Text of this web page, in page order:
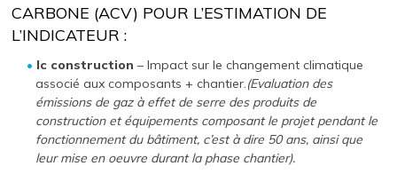
CARBONE (ACV) POUR L’ESTIMATION DE
L’INDICATEUR :
Ic construction – Impact sur le changement climatique
associé aux composants + chantier.(Evaluation des
émissions de gaz à effet de serre des produits de
construction et équipements composant le projet pendant le
fonctionnement du bâtiment, c’est à dire 50 ans, ainsi que
leur mise en oeuvre durant la phase chantier).